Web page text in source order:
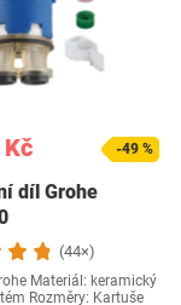
-49 %
díl Grohe
(44×)
Materiál: keramický
Rozměry: Kartuše